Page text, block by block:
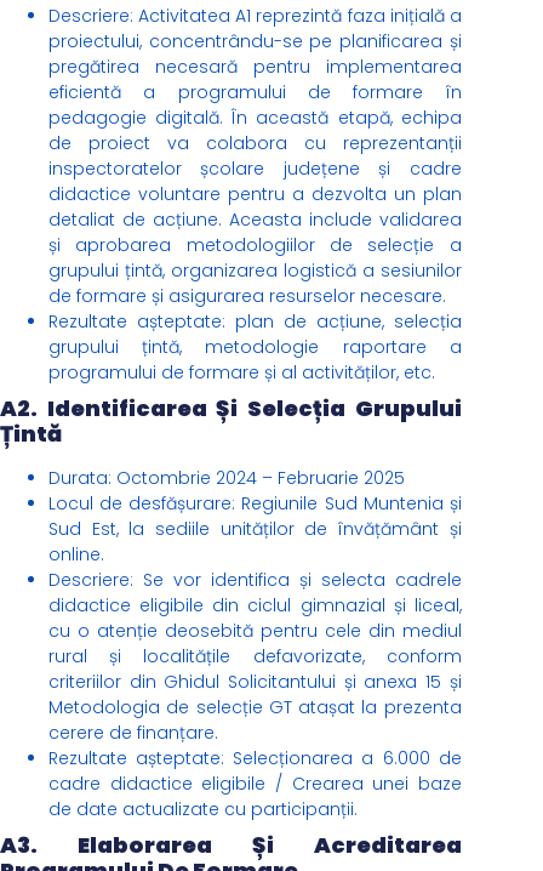
Descriere: Activitatea A1 reprezintă faza inițială a
proiectului, concentrându-se pe planificarea și
pregătirea necesară pentru implementarea
eficientă a programului de formare în
pedagogie digitală. În această etapă, echipa
de proiect va colabora cu reprezentanții
inspectoratelor școlare județene și cadre
didactice voluntare pentru a dezvolta un plan
detaliat de acțiune. Aceasta include validarea
și aprobarea metodologiilor de selecție a
grupului țintă, organizarea logistică a sesiunilor
de formare și asigurarea resurselor necesare.
Rezultate așteptate: plan de acțiune, selecția
grupului țintă, metodologie raportare a
programului de formare și al activităților, etc.
A2. Identificarea Și Selecția Grupului
Țintă
Durata: Octombrie 2024 – Februarie 2025
Locul de desfășurare: Regiunile Sud Muntenia și
Sud Est, la sediile unităților de învățământ și
online.
Descriere: Se vor identifica și selecta cadrele
didactice eligibile din ciclul gimnazial și liceal,
cu o atenție deosebită pentru cele din mediul
rural și localitățile defavorizate, conform
criteriilor din Ghidul Solicitantului și anexa 15 și
Metodologia de selecție GT atașat la prezenta
cerere de finanțare.
Rezultate așteptate: Selecționarea a 6.000 de
cadre didactice eligibile / Crearea unei baze
de date actualizate cu participanții.
A3. Elaborarea Și Acreditarea